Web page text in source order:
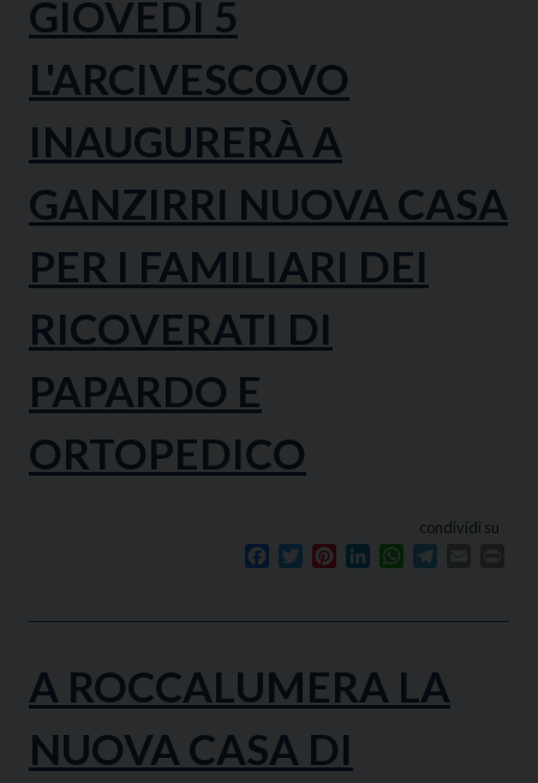
GIOVEDÌ 5
L'ARCIVESCOVO
INAUGURERÀ A
GANZIRRI NUOVA CASA
PER I FAMILIARI DEI
RICOVERATI DI
PAPARDO E
ORTOPEDICO
condividi su
Facebook
TwitterPinterestLinkedInWhatsApp
A ROCCALUMERA LA
NUOVA CASA DI